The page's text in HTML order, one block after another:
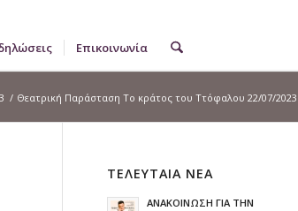
Επικοινωνία
/ Θεατρική Παράσταση Το κράτος του Ττόφαλου 22/07/
ΤΕΛΕΥΤΑΙΑ ΝΕΑ
ΑΝΑΚΟΙΝΩΣΗ ΓΙΑ ΤΗΝ